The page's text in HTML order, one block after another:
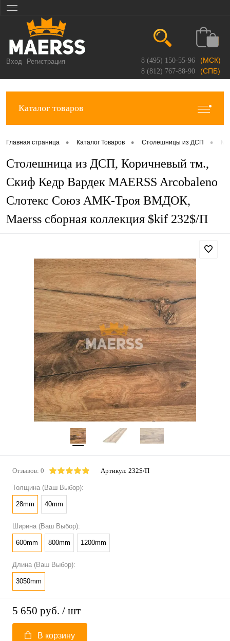
Вход Регистрация 8 (495) 150-55-96 (МСК)
8 (812) 767-88-90 (СПБ)
Каталог товаров
Главная страница • Каталог Товаров • Столешницы из ДСП •
Столешница из ДСП, Коричневый тм.,
Скиф Кедр Вардек MAERSS Arcobaleno
Слотекс Союз АМК-Троя ВМДОК,
Maerss сборная коллекция $kif 232$/П
Отзывов: 0 Артикул: 232$/П
Толщина (Ваш Выбор):
28mm 40mm
Ширина (Ваш Выбор):
600mm 800mm 1200mm
Длина (Ваш Выбор):
3050mm
5 650 руб. / шт
В корзину